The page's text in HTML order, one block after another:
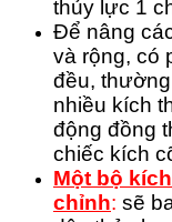
thủy lực 1
Để nâng
và rộng, có
đều,
nhiều kích
động đồng
chiếc kích
Một bộ
chỉnh: sẽ